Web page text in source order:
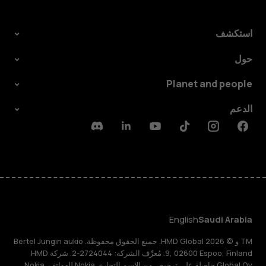
استكشف
حول
Planet and people
الدعم
Facebook
Instagram
Tiktok
Youtube
Linkedin
Discord
Saudi Arabia
English
TM و © 2026 HMD Global. جميع الحقوق محفوظة. Bertel Jungin aukio
9, 02600 Espoo, Finland. مُعرِّف الشركة: 2724044-2. شركة HMD